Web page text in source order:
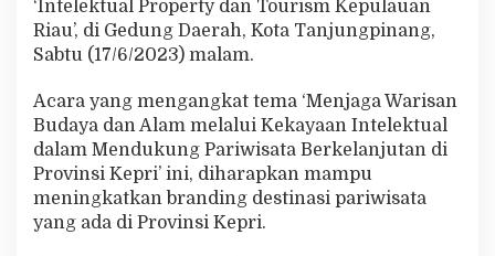
r
i
a
t
a
L
o
‘Intelektual Property dan Tourism Kepulauan
Riau’, di Gedung Daerah, Kota Tanjungpinang,
Sabtu (17/6/2023) malam.
Acara yang mengangkat tema ‘Menjaga Warisan
Budaya dan Alam melalui Kekayaan Intelektual
dalam Mendukung Pariwisata Berkelanjutan di
Provinsi Kepri’ ini, diharapkan mampu
meningkatkan branding destinasi pariwisata
yang ada di Provinsi Kepri.